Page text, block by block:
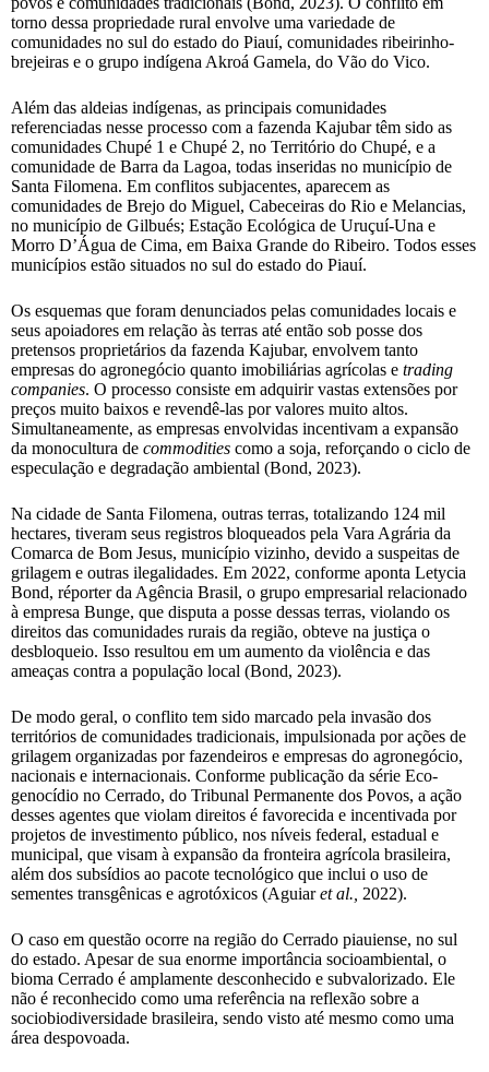
torno dessa propriedade rural envolve uma variedade de
comunidades no sul do estado do Piauí, comunidades ribeirinho-
brejeiras e o grupo indígena Akroá Gamela, do Vão do Vico.
Além das aldeias indígenas, as principais comunidades
referenciadas nesse processo com a fazenda Kajubar têm sido as
comunidades Chupé 1 e Chupé 2, no Território do Chupé, e a
comunidade de Barra da Lagoa, todas inseridas no município de
Santa Filomena. Em conflitos subjacentes, aparecem as
comunidades de Brejo do Miguel, Cabeceiras do Rio e Melancias,
no município de Gilbués; Estação Ecológica de Uruçuí-Una e
Morro D’Água de Cima, em Baixa Grande do Ribeiro. Todos esses
municípios estão situados no sul do estado do Piauí.
Os esquemas que foram denunciados pelas comunidades locais e
seus apoiadores em relação às terras até então sob posse dos
pretensos proprietários da fazenda Kajubar, envolvem tanto
empresas do agronegócio quanto imobiliárias agrícolas e trading
companies. O processo consiste em adquirir vastas extensões por
preços muito baixos e revendê-las por valores muito altos.
Simultaneamente, as empresas envolvidas incentivam a expansão
da monocultura de commodities como a soja, reforçando o ciclo de
especulação e degradação ambiental (Bond, 2023).
Na cidade de Santa Filomena, outras terras, totalizando 124 mil
hectares, tiveram seus registros bloqueados pela Vara Agrária da
Comarca de Bom Jesus, município vizinho, devido a suspeitas de
grilagem e outras ilegalidades. Em 2022, conforme aponta Letycia
Bond, réporter da Agência Brasil, o grupo empresarial relacionado
à empresa Bunge, que disputa a posse dessas terras, violando os
direitos das comunidades rurais da região, obteve na justiça o
desbloqueio. Isso resultou em um aumento da violência e das
ameaças contra a população local (Bond, 2023).
De modo geral, o conflito tem sido marcado pela invasão dos
territórios de comunidades tradicionais, impulsionada por ações de
grilagem organizadas por fazendeiros e empresas do agronegócio,
nacionais e internacionais. Conforme publicação da série Eco-
genocídio no Cerrado, do Tribunal Permanente dos Povos, a ação
desses agentes que violam direitos é favorecida e incentivada por
projetos de investimento público, nos níveis federal, estadual e
municipal, que visam à expansão da fronteira agrícola brasileira,
além dos subsídios ao pacote tecnológico que inclui o uso de
sementes transgênicas e agrotóxicos (Aguiaret al., 2022).
O caso em questão ocorre na região do Cerrado piauiense, no sul
do estado. Apesar de sua enorme importância socioambiental, o
bioma Cerrado é amplamente desconhecido e subvalorizado. Ele
não é reconhecido como uma referência na reflexão sobre a
sociobiodiversidade brasileira, sendo visto até mesmo como uma
área despovoada.